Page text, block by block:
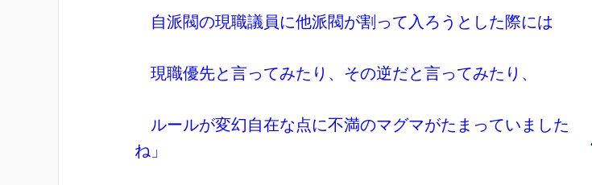
自派閥の現職議員に他派閥が割って入ろうとした際には
現職優先と言ってみたり、その逆だと言ってみたり、
ルールが変幻自在な点に不満のマグマがたまっていました
ね」